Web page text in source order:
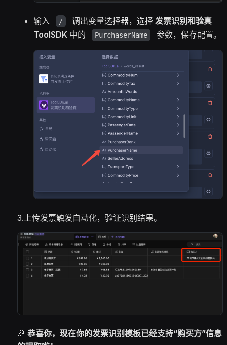
输入 / 调出变量选择器，选择 发票识别和验真
ToolSDK 中的 PurchaserName 参数，保存配置。
3.上传发票触发自动化，验证识别结果。
🎉 恭喜你，现在你的发票识别模板已经支持“购买方”信息